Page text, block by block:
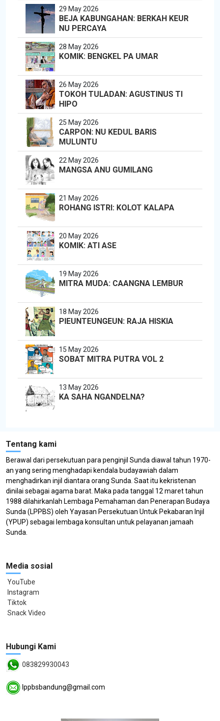
29 May 2026
BEJA KABUNGAHAN: BERKAH KEUR
NU PERCAYA
28 May 2026
KOMIK: BENGKEL PA UMAR
26 May 2026
TOKOH TULADAN: AGUSTINUS TI
HIPO
25 May 2026
CARPON: NU KEDUL BARIS
MULUNTU
22 May 2026
MANGSA ANU GUMILANG
21 May 2026
ROHANG ISTRI: KOLOT KALAPA
20 May 2026
KOMIK: ATI ASE
19 May 2026
MITRA MUDA: CAANGNA LEMBUR
18 May 2026
PIEUNTEUNGEUN: RAJA HISKIA
15 May 2026
SOBAT MITRA PUTRA VOL 2
13 May 2026
KA SAHA NGANDELNA?
Tentang kami
Berawal dari persekutuan para penginjil Sunda diawal tahun 1970-
an yang sering menghadapi kendala budayawiah dalam
menghadirkan injil diantara orang Sunda. Saat itu kekristenan
dinilai sebagai agama barat. Maka pada tanggal 12 maret tahun
1988 dilahirkanlah Lembaga Pemahaman dan Penerapan Budaya
Sunda (LPPBS) oleh Yayasan Persekutuan Untuk Pekabaran Injil
(YPUP) sebagai lembaga konsultan untuk pelayanan jamaah
Sunda.
Media sosial
YouTube
Instagram
Tiktok
Snack Video
Hubungi Kami
083829930043
lppbsbandung@gmail.com